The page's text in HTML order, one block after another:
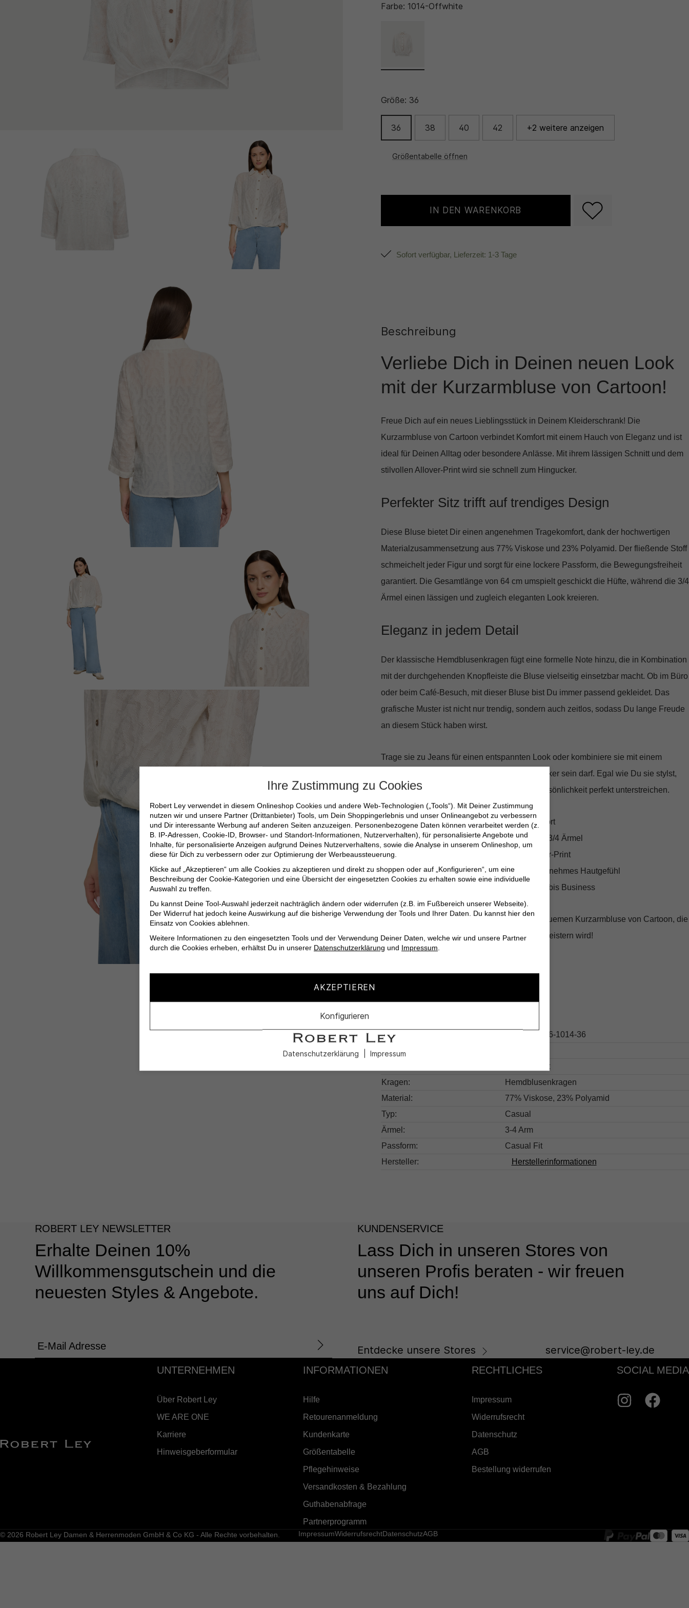
Farbe: 1014-Offwhite
Größe: 36
36 38 40 42 +2 weitere anzeigen
Größentabelle öffnen
IN DEN WARENKORB
Sofort verfügbar, Lieferzeit: 1-3 Tage
Beschreibung
Verliebe Dich in Deinen neuen Look
mit der Kurzarmbluse von Cartoon!
Freue Dich auf ein neues Lieblingsstück in Deinem Kleiderschrank! Die
Kurzarmbluse von Cartoon verbindet Komfort mit einem Hauch von Eleganz und ist
ideal für Deinen Alltag oder besondere Anlässe. Mit ihrem lässigen Schnitt und dem
stilvollen Allover-Print wird sie schnell zum Hingucker.
Perfekter Sitz trifft auf trendiges Design
Diese Bluse bietet Dir einen angenehmen Tragekomfort, dank der hochwertigen
Materialzusammensetzung aus 77% Viskose und 23% Polyamid. Der fließende Stoff
schmeichelt jeder Figur und sorgt für eine lockere Passform, die Bewegungsfreiheit
garantiert. Die Gesamtlänge von 64 cm umspielt geschickt die Hüfte, während die 3/4
Ärmel einen lässigen und zugleich eleganten Look kreieren.
Eleganz in jedem Detail
Der klassische Hemdblusenkragen fügt eine formelle Note hinzu, die in Kombination
mit der durchgehenden Knopfleiste die Bluse vielseitig einsetzbar macht. Ob im Büro
oder beim Café-Besuch, mit dieser Bluse bist Du immer passend gekleidet. Das
grafische Muster ist nicht nur trendig, sondern auch zeitlos, sodass Du lange Freude
an diesem Stück haben wirst.
Trage sie zu Jeans für einen entspannten Look oder kombiniere sie mit einem
Bleistiftrock für Tage, an denen es etwas schicker sein darf. Egal wie Du sie stylst,
die Kurzarmbluse von Cartoon wird Deine Persönlichkeit perfekt unterstreichen.
Lässige Passform für optimalen Tragekomfort
Eleganter Hemdblusenkragen und stilvolle 3/4 Ärmel
Vielseitiges Design dank grafischem Allover-Print
Hochwertige Materialmischung für ein angenehmes Hautgefühl
Ideal für verschiedene Anlässe von Casual bis Business
Verwöhne Dich mit dieser modischen und bequemen Kurzarmbluse von Cartoon, die
Dich durch ihre Vielseitigkeit und Eleganz begeistern wird!
Produktnummer:
68.80647436-1014-36
Farben:
Allover-Print
Kragen:
Hemdblusenkragen
Material:
77% Viskose, 23% Polyamid
Typ:
Casual
Ärmel:
3-4 Arm
Passform:
Casual Fit
Hersteller:
Herstellerinformationen
ROBERT LEY NEWSLETTER
Erhalte Deinen 10%
Willkommensgutschein und die
neuesten Styles & Angebote.
E-Mail Adresse
KUNDENSERVICE
Lass Dich in unseren Stores von
unseren Profis beraten - wir freuen
uns auf Dich!
Entdecke unsere Stores service@robert-ley.de
UNTERNEHMEN
Über Robert Ley
WE ARE ONE
Karriere
Hinweisgeberformular
INFORMATIONEN
Hilfe
Retourenanmeldung
Kundenkarte
Größentabelle
Pflegehinweise
Versandkosten & Bezahlung
Guthabenabfrage
Partnerprogramm
RECHTLICHES
Impressum
Widerrufsrecht
Datenschutz
AGB
Bestellung widerrufen
SOCIAL MEDIA
© 2026 Robert Ley Damen & Herrenmoden GmbH & Co KG - Alle Rechte vorbehalten. ImpressumWiderrufsrechtDatenschutzAGB
Ihre Zustimmung zu Cookies
Robert Ley verwendet in diesem Onlineshop Cookies und andere Web-Technologien („Tools“). Mit Deiner Zustimmung
nutzen wir und unsere Partner (Drittanbieter) Tools, um Dein Shoppingerlebnis und unser Onlineangebot zu verbessern
und Dir interessante Werbung auf anderen Seiten anzuzeigen. Personenbezogene Daten können verarbeitet werden (z.
B. IP-Adressen, Cookie-ID, Browser- und Standort-Informationen, Nutzerverhalten), für personalisierte Angebote und
Inhalte, für personalisierte Anzeigen aufgrund Deines Nutzerverhaltens, sowie die Analyse in unserem Onlineshop, um
diese für Dich zu verbessern oder zur Optimierung der Werbeaussteuerung.
Klicke auf „Akzeptieren“ um alle Cookies zu akzeptieren und direkt zu shoppen oder auf „Konfigurieren“, um eine
Beschreibung der Cookie-Kategorien und eine Übersicht der eingesetzten Cookies zu erhalten sowie eine individuelle
Auswahl zu treffen.
Du kannst Deine Tool-Auswahl jederzeit nachträglich ändern oder widerrufen (z.B. im Fußbereich unserer Webseite).
Der Widerruf hat jedoch keine Auswirkung auf die bisherige Verwendung der Tools und Ihrer Daten. Du kannst hier den
Einsatz von Cookies ablehnen.
Weitere Informationen zu den eingesetzten Tools und der Verwendung Deiner Daten, welche wir und unsere Partner
durch die Cookies erheben, erhältst Du in unserer Datenschutzerklärung und Impressum
AKZEPTIEREN
Konfigurieren
Datenschutzerklärung Impressum